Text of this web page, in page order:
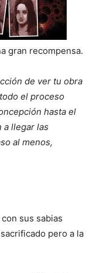
gran recompensa.
de ver tu obra
el proceso
hasta el
a llegar las
al menos,
sus sabias
pero a la